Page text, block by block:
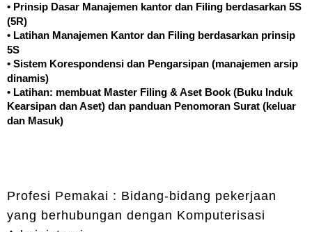
• Prinsip Dasar Manajemen kantor dan Filing berdasarkan 5S
(5R)
• Latihan Manajemen Kantor dan Filing berdasarkan prinsip
5S
• Sistem Korespondensi dan Pengarsipan (manajemen arsip
dinamis)
• Latihan: membuat Master Filing & Aset Book (Buku Induk
Kearsipan dan Aset) dan panduan Penomoran Surat (keluar
dan Masuk)
Profesi Pemakai : Bidang-bidang pekerjaan
yang berhubungan dengan Komputerisasi